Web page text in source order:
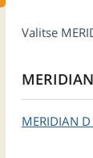
Valitse
MERIDIAN